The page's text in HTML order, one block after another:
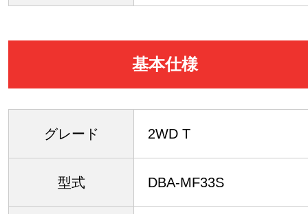
基本仕様
グレード 2WD T
型式 DBA-MF33S